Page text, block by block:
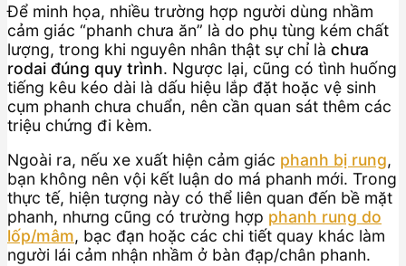
Để minh họa, nhiều trường hợp người dùng nhầm
cảm giác “phanh chưa ăn” là do phụ tùng kém chất
lượng, trong khi nguyên nhân thật sự chỉ là chưa
rodai đúng quy trình. Ngược lại, cũng có tình huống
tiếng kêu kéo dài là dấu hiệu lắp đặt hoặc vệ sinh
cụm phanh chưa chuẩn, nên cần quan sát thêm các
triệu chứng đi kèm.
Ngoài ra, nếu xe xuất hiện cảm giác phanh bị rung,
bạn không nên vội kết luận do má phanh mới. Trong
thực tế, hiện tượng này có thể liên quan đến bề mặt
phanh, nhưng cũng có trường hợp phanh rung do
lốp/mâm, bạc đạn hoặc các chi tiết quay khác làm
người lái cảm nhận nhầm ở bàn đạp/chân phanh.